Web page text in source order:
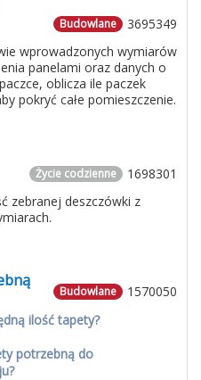
3695349
Budowlane
wprowadzonych wymiarów
panelami oraz danych o
oblicza ile paczek
pokryć całe pomieszczenie.
1698301
Życie codzienne
zebranej deszczówki z
1570050
Budowlane
ilość tapety?
potrzebną do